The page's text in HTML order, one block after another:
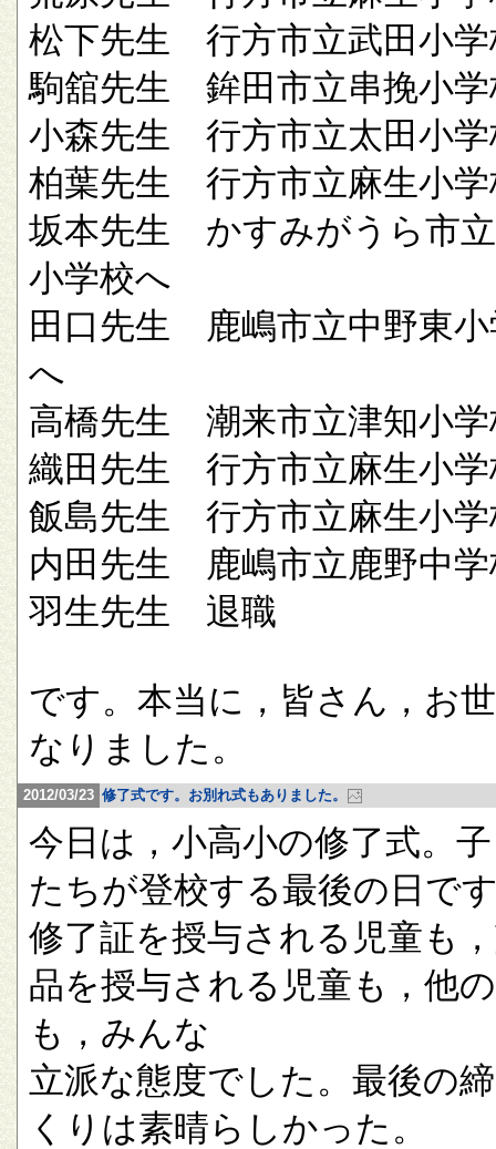
松下先生 行方市立武田小学
駒舘先生 鉾田市立串挽小学
小森先生 行方市立太田小学
柏葉先生 行方市立麻生小学
坂本先生 かすみがうら市
小学校へ
田口先生 鹿嶋市立中野東小
へ
高橋先生 潮来市立津知小学
織田先生 行方市立麻生小学
飯島先生 行方市立麻生小学
内田先生 鹿嶋市立鹿野中学
羽生先生 退職
です。本当に，皆さん，お
なりました。
2012/03/23 修了式です。お別れ式もありました。
今日は，小高小の修了式。
たちが登校する最後の日で
修了証を授与される児童も
品を授与される児童も，他
も，みんな
立派な態度でした。最後の
くりは素晴らしかった。